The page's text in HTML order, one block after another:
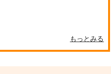
もっとみる